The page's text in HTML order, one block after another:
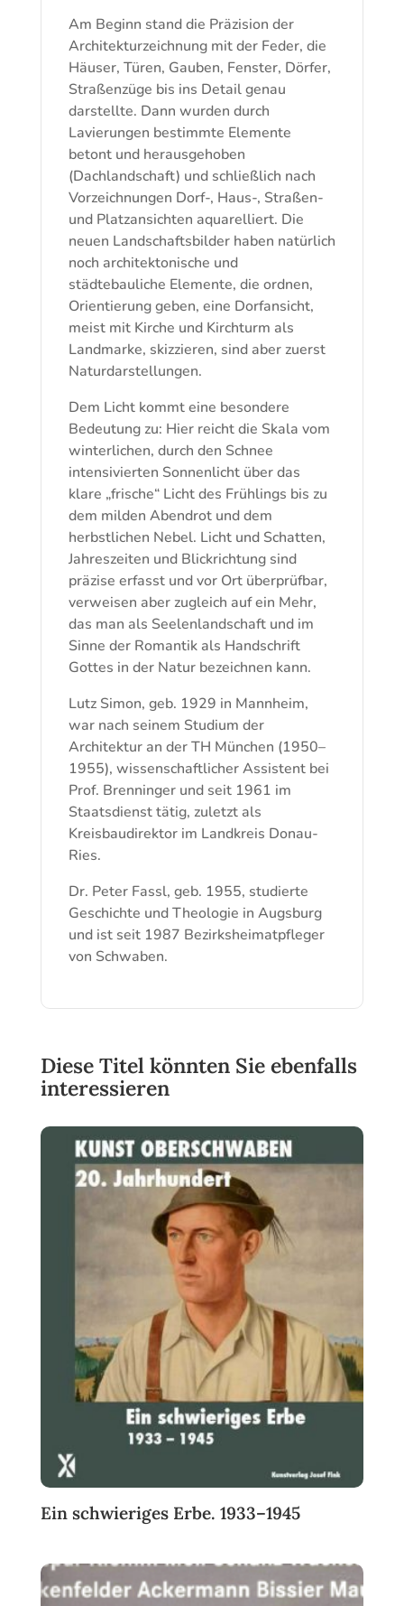
Am Beginn stand die Präzision der
Architekturzeichnung mit der Feder, die
Häuser, Türen, Gauben, Fenster, Dörfer,
Straßenzüge bis ins Detail genau
darstellte. Dann wurden durch
Lavierungen bestimmte Elemente
betont und herausgehoben
(Dachlandschaft) und schließlich nach
Vorzeichnungen Dorf-, Haus-, Straßen-
und Platzansichten aquarelliert. Die
neuen Landschaftsbilder haben natürlich
noch architektonische und
städtebauliche Elemente, die ordnen,
Orientierung geben, eine Dorfansicht,
meist mit Kirche und Kirchturm als
Landmarke, skizzieren, sind aber zuerst
Naturdarstellungen.
Dem Licht kommt eine besondere
Bedeutung zu: Hier reicht die Skala vom
winterlichen, durch den Schnee
intensivierten Sonnenlicht über das
klare „frische“ Licht des Frühlings bis zu
dem milden Abendrot und dem
herbstlichen Nebel. Licht und Schatten,
Jahreszeiten und Blickrichtung sind
präzise erfasst und vor Ort überprüfbar,
verweisen aber zugleich auf ein Mehr,
das man als Seelenlandschaft und im
Sinne der Romantik als Handschrift
Gottes in der Natur bezeichnen kann.
Lutz Simon, geb. 1929 in Mannheim,
war nach seinem Studium der
Architektur an der TH München (1950–
1955), wissenschaftlicher Assistent bei
Prof. Brenninger und seit 1961 im
Staatsdienst tätig, zuletzt als
Kreisbaudirektor im Landkreis Donau-
Ries.
Dr. Peter Fassl, geb. 1955, studierte
Geschichte und Theologie in Augsburg
und ist seit 1987 Bezirksheimatpfleger
von Schwaben.
Diese Titel könnten Sie ebenfalls
interessieren
Ein schwieriges Erbe. 1933–1945